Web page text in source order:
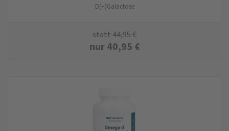
D(+)Galactose
statt44,95€
nur40,95 €